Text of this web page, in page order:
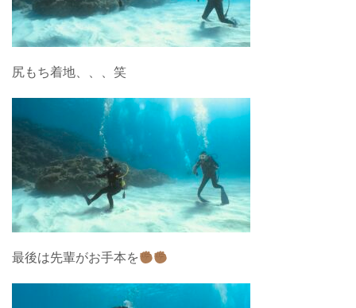
尻もち着地、、、笑
最後は先輩がお手本を